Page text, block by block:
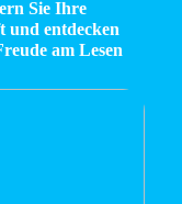
Sie Ihre
und entdecken
am Lesen